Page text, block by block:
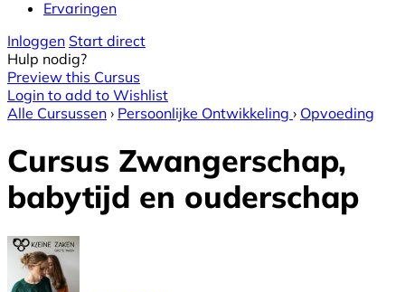
Ervaringen
Inloggen Start direct
Hulp nodig?
Preview this Cursus
Login to add to Wishlist
Alle Cursussen › Persoonlijke Ontwikkeling › Opvoeding
Cursus Zwangerschap,
babytijd en ouderschap